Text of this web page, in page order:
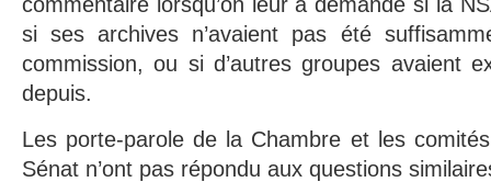
si ses archives n’avaient pas été
commission, ou si d’autres groupes avaient
depuis.
Les porte-parole de la Chambre et les
Sénat n’ont pas répondu aux questions